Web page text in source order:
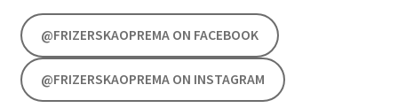
@FRIZERSKAOPREMA ON FACEBOOK
@FRIZERSKAOPREMA ON INSTAGRAM